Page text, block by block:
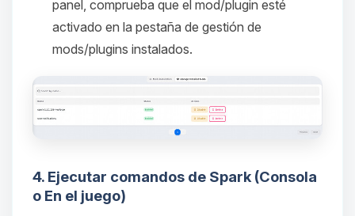
panel, comprueba que el mod/plugin esté
activado en la pestaña de gestión de
mods/plugins instalados.
4. Ejecutar comandos de Spark (Consola
o En el juego)
asistente de BoxToPlay. Cuentame
que necesitas y moveré mis
pequenos circuitos para ayudarte.